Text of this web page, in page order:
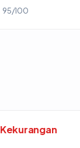
95/100
Kekurangan